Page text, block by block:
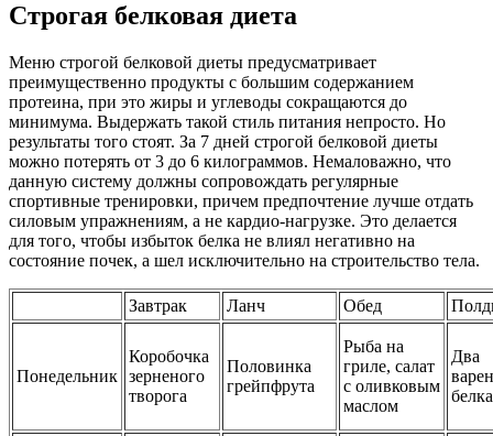
Строгая белковая диета
Меню строгой белковой диеты предусматривает
преимущественно продукты с большим содержанием
протеина, при это жиры и углеводы сокращаются до
минимума. Выдержать такой стиль питания непросто. Но
результаты того стоят. За 7 дней строгой белковой диеты
можно потерять от 3 до 6 килограммов. Немаловажно, что
данную систему должны сопровождать регулярные
спортивные тренировки, причем предпочтение лучше отдать
силовым упражнениям, а не кардио-нагрузке. Это делается
для того, чтобы избыток белка не влиял негативно на
состояние почек, а шел исключительно на строительство тела.
Завтрак Ланч Обед
Понедельник
Коробочка
зерненого
творога
Половинка
грейпфрута
Рыба на
гриле, салат
с оливковым
маслом
Два
белка